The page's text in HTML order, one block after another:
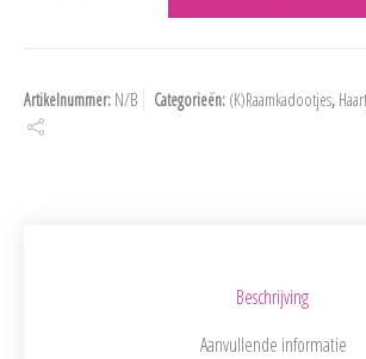
Artikelnummer: N/B Categorieën: (K)Raamkadootjes,
Beschrijving
Aanvullende informatie